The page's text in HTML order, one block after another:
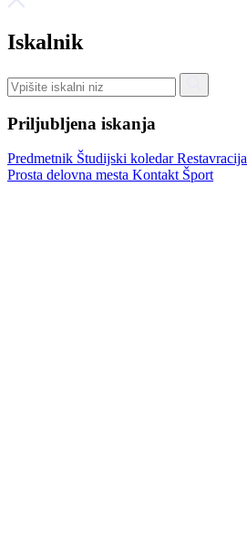
Iskalnik
Priljubljena iskanja
Predmetnik Študijski koledarRestavracija
Prosta delovna mesta Kontakt Šport